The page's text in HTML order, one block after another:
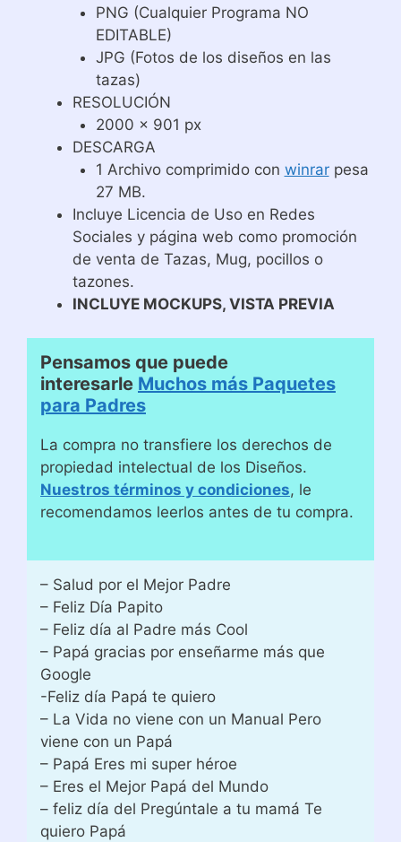
PNG (Cualquier Programa NO
EDITABLE)
JPG (Fotos de los diseños en las
tazas)
RESOLUCIÓN
2000 x 901 px
DESCARGA
1 Archivo comprimido con winrarpesa
27 MB.
Incluye Licencia de Uso en Redes
Sociales y página web como promoción
de venta de Tazas, Mug, pocillos o
tazones.
INCLUYE MOCKUPS, VISTA PREVIA
Pensamos que puede
interesarle Muchos más Paquetes
para Padres
La compra no transfiere los derechos de
propiedad intelectual de los Diseños.
Nuestros términos y condiciones, le
recomendamos leerlos antes de tu compra.
– Salud por el Mejor Padre
– Feliz Día Papito
– Feliz día al Padre más Cool
– Papá gracias por enseñarme más que
Google
-Feliz día Papá te quiero
– La Vida no viene con un Manual Pero
viene con un Papá
– Papá Eres mi super héroe
– Eres el Mejor Papá del Mundo
– feliz día del Pregúntale a tu mamá Te
quiero Papá